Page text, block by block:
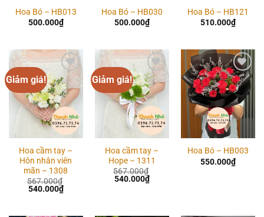
Hoa Bó – HB013
500.000₫
Hoa Bó – HB030
500.000₫
Hoa Bó – HB121
510.000₫
Giảm giá!
Add to
wishlist
Hoa cầm tay –
Hôn nhân viên
mãn – 1308
567.000₫
Giá
540.000₫Giá
hiện
Giảm giá!
Add to
wishlist
Hoa cầm tay –
Hope – 1311
567.000₫
Giá
540.000₫Giá
hiện
Add to
wishlist
Hoa Bó – HB003
550.000₫